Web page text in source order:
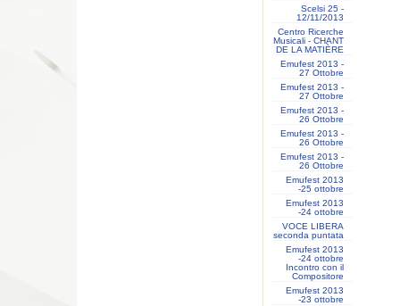
Scelsi 25 -
12/11/2013
Centro Ricerche
Musicali - CHANT
DE LA MATIÈRE
Emufest 2013 -
27 Ottobre
Emufest 2013 -
27 Ottobre
Emufest 2013 -
26 Ottobre
Emufest 2013 -
26 Ottobre
Emufest 2013 -
26 Ottobre
Emufest 2013
-25 ottobre
Emufest 2013
-24 ottobre
VOCE LIBERA
seconda puntata
Emufest 2013
-24 ottobre
Incontro con il
Compositore
Emufest 2013
-23 ottobre